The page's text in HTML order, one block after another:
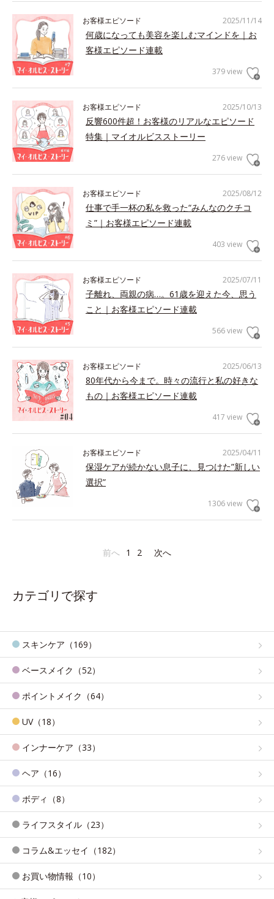
2025/11/14
お客様エピソード
何歳になっても美容を楽しむマインドを｜お
客様エピソード連載
379 view
2025/10/13
お客様エピソード
反響600件超！お客様のリアルなエピソード
特集｜マイオルビスストーリー
276 view
2025/08/12
お客様エピソード
仕事で手一杯の私を救った“みんなのクチコ
ミ”｜お客様エピソード連載
403 view
2025/07/11
お客様エピソード
子離れ、両親の病…。61歳を迎えた今、思う
こと｜お客様エピソード連載
566 view
2025/06/13
お客様エピソード
80年代から今まで。時々の流行と私の好きな
もの｜お客様エピソード連載
417 view
2025/04/11
お客様エピソード
保湿ケアが続かない息子に、見つけた”新しい
選択”
1306 view
前へ 1 2 次へ
カテゴリで探す
スキンケア（169）
ベースメイク（52）
ポイントメイク（64）
UV（18）
インナーケア（33）
ヘア（16）
ボディ（8）
ライフスタイル（23）
コラム&エッセイ（182）
お買い物情報（10）